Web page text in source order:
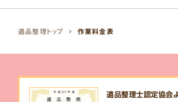
遺品整理トップ 作業料金表
遺品整理士認定協会